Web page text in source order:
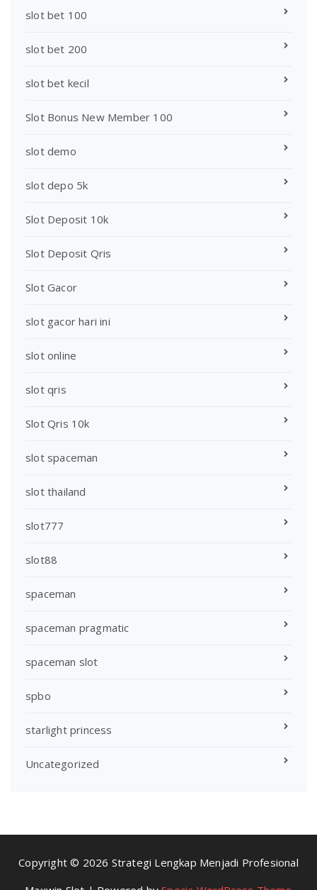
slot bet 100
slot bet 200
slot bet kecil
Slot Bonus New Member 100
slot demo
slot depo 5k
Slot Deposit 10k
Slot Deposit Qris
Slot Gacor
slot gacor hari ini
slot online
slot qris
Slot Qris 10k
slot spaceman
slot thailand
slot777
slot88
spaceman
spaceman pragmatic
spaceman slot
spbo
starlight princess
Uncategorized
Copyright © 2026 Strategi Lengkap Menjadi Profesional